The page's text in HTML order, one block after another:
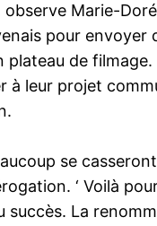
observe Marie-
pour
de
à leur projet
se
‘ Voilà
succès. La